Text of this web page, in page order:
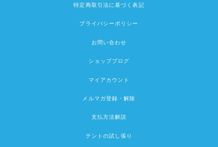
特定商取引法に基づく表記
プライバシーポリシー
お問い合わせ
ショップブログ
マイアカウント
メルマガ登録・解除
支払方法解説
テントの試し張り